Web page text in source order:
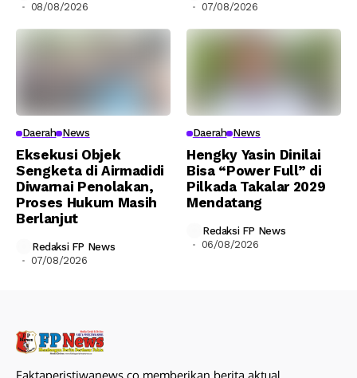
08/08/2026
07/08/2026
Daerah News
Eksekusi Objek
Sengketa di Airmadidi
Diwarnai Penolakan,
Proses Hukum Masih
Berlanjut
Redaksi FP News
07/08/2026
Daerah News
Hengky Yasin Dinilai
Bisa “Power Full” di
Pilkada Takalar 2029
Mendatang
Redaksi FP News
06/08/2026